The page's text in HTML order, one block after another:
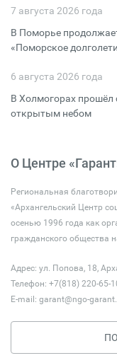
7 августа 2026 года
В Поморье
«Поморское
6 августа 2026 года
В Холмогорах
открытым небом
О Центре
Региональная
«Архангельский Центр
осенью 1996 года как
гражданского общества
Адрес: ул. Попова, 18,
Телефон: +7(818) 220-65-
E-mail: garant@ngo-